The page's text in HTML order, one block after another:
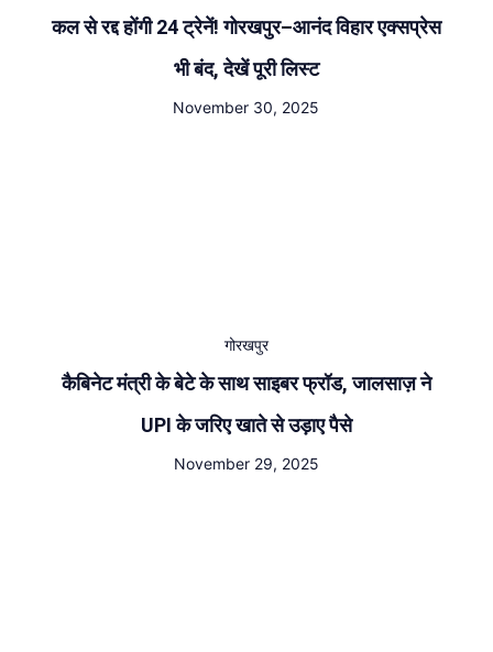
कल से रद्द होंगी 24 ट्रेनें! गोरखपुर–आनंद विहार एक्सप्रेस
भी बंद, देखें पूरी लिस्ट
November 30, 2025
गोरखपुर
कैबिनेट मंत्री के बेटे के साथ साइबर फ्रॉड, जालसाज़ ने
UPI के जरिए खाते से उड़ाए पैसे
November 29, 2025